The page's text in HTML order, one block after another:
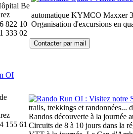
Be
822 10
333 02
automatique KYMCO Maxxer
Organisation d'excursions en
OI
155 61
trails, trekkings et randonnées...
Randos découverte à la journée
Circuits de 8 à 10 jours dans la